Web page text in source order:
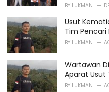
BY LUKMAN
Usut
Tim Pencari
BY LUKMAN
Wartawan
Aparat Usut
BY LUKMAN